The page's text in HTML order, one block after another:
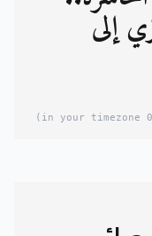
إلى